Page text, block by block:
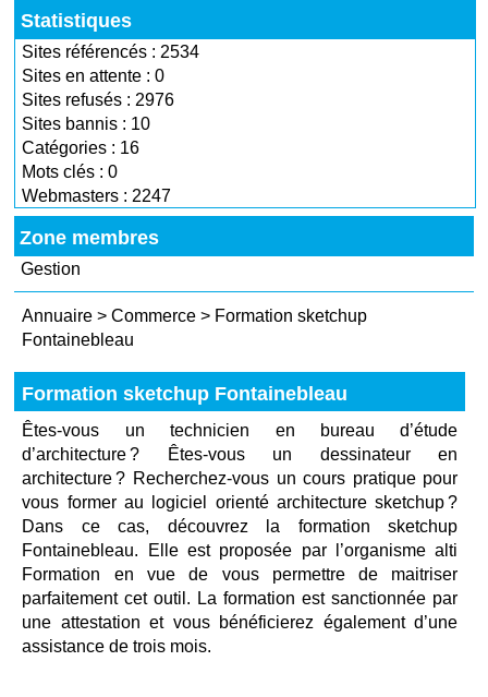
Statistiques
Sites référencés : 2534
Sites en attente : 0
Sites refusés : 2976
Sites bannis : 10
Catégories : 16
Mots clés : 0
Webmasters : 2247
Zone membres
Gestion
Annuaire >Commerce > Formation sketchup
Fontainebleau
Formation sketchup Fontainebleau
Êtes-vous un technicien en bureau d’étude
d’architecture ? Êtes-vous un dessinateur en
architecture ? Recherchez-vous un cours pratique pour
vous former au logiciel orienté architecture sketchup ?
Dans ce cas, découvrez la formation sketchup
Fontainebleau. Elle est proposée par l’organisme alti
Formation en vue de vous permettre de maitriser
parfaitement cet outil. La formation est sanctionnée par
une attestation et vous bénéficierez également d’une
assistance de trois mois.